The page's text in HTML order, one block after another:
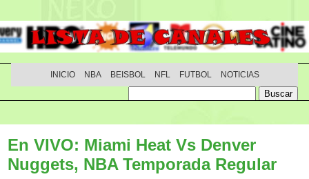
INICIO NBA BEISBOL NFL FUTBOL NOTICIAS
En VIVO: Miami Heat Vs Denver
Nuggets, NBA Temporada Regular